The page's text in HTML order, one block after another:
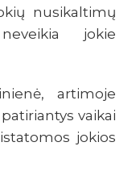
nusikaltimų
jokie
artimoje
vaikai
jokios